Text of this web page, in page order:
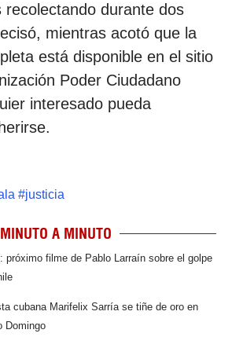
recolectando durante dos
mientras acotó que la
está disponible en el sitio
Poder Ciudadano
interesado pueda
#justicia
MINUTO A MINUTO
próximo filme de Pablo Larraín sobre el golpe
cubana Marifelix Sarría se tiñe de oro en
Domingo